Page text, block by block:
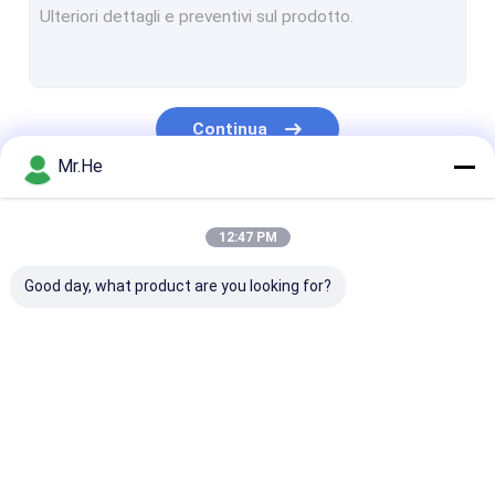
Fibra ottica Attenuatore
connettori per fibre ottiche
Continua
Mr.He
12:47 PM
Good day, what product are you looking for?